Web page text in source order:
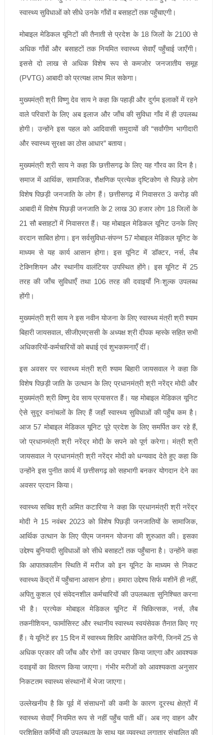
स्वास्थ्य सुविधाओं को सीधे उनके गाँवों व बसाहटों तक पहुँचाएगी।
मोबाइल मेडिकल यूनिटों की तैनाती से प्रदेश के 18 जिलों के 2100 से
अधिक गाँवों और बसाहटों तक नियमित स्वास्थ्य सेवाएँ पहुँचाई जाएँगी।
इससे दो लाख से अधिक विशेष रूप से कमजोर जनजातीय समूह
(PVTG) आबादी को प्रत्यक्ष लाभ मिल सकेगा।
मुख्यमंत्री श्री विष्णु देव साय ने कहा कि पहाड़ी और दुर्गम इलाकों में रहने
वाले परिवारों के लिए अब इलाज और जाँच की सुविधा गाँव में ही उपलब्ध
होगी। उन्होंने इस पहल को आदिवासी समुदायों की “सर्वांगीण भागीदारी
और स्वास्थ्य सुरक्षा का ठोस आधार” बताया।
मुख्यमंत्री श्री साय ने कहा कि छत्तीसगढ़ के लिए यह गौरव का दिन है।
समाज में आर्थिक, सामाजिक, शैक्षणिक प्रत्येक दृष्टिकोण से पिछड़े लोग
विशेष पिछड़ी जनजाति के लोग हैं। छत्तीसगढ़ में निवासरत 3 करोड़ की
आबादी में विशेष पिछड़ी जनजाति के 2 लाख 30 हजार लोग 18 जिलों के
21 सौ बसाहटों में निवासरत हैं। यह मोबाइल मेडिकल यूनिट उनके लिए
वरदान साबित होगा। इन सर्वसुविधा-संपन्न 57 मोबाइल मेडिकल यूनिट के
माध्यम से यह कार्य आसान होगा। इस यूनिट में डॉक्टर, नर्स, लैब
टेक्निशियन और स्थानीय वालंटियर उपस्थित होंगे। इस यूनिट में 25
तरह की जाँच सुविधाएँ तथा 106 तरह की दवाइयाँ निःशुल्क उपलब्ध
होंगी।
मुख्यमंत्री श्री साय ने इस नवीन योजना के लिए स्वास्थ्य मंत्री श्री श्याम
बिहारी जायसवाल, सीजीएमएससी के अध्यक्ष श्री दीपक म्हस्के सहित सभी
अधिकारियों-कर्मचारियों को बधाई एवं शुभकामनाएँ दीं।
इस अवसर पर स्वास्थ्य मंत्री श्री श्याम बिहारी जायसवाल ने कहा कि
विशेष पिछड़ी जाति के उत्थान के लिए प्रधानमंत्री श्री नरेंद्र मोदी और
मुख्यमंत्री श्री विष्णु देव साय प्रयासरत हैं। यह मोबाइल मेडिकल यूनिट
ऐसे सुदूर वनांचलों के लिए हैं जहाँ स्वास्थ्य सुविधाओं की पहुँच कम है।
आज 57 मोबाइल मेडिकल यूनिट पूरे प्रदेश के लिए समर्पित कर रहे हैं,
जो प्रधानमंत्री श्री नरेंद्र मोदी के सपने को पूर्ण करेगा। मंत्री श्री
जायसवाल ने प्रधानमंत्री श्री नरेंद्र मोदी को धन्यवाद देते हुए कहा कि
उन्होंने इस पुनीत कार्य में छत्तीसगढ़ को सहभागी बनकर योगदान देने का
अवसर प्रदान किया।
स्वास्थ्य सचिव श्री अमित कटारिया ने कहा कि प्रधानमंत्री श्री नरेंद्र
मोदी ने 15 नवंबर 2023 को विशेष पिछड़ी जनजातियों के सामाजिक,
आर्थिक उत्थान के लिए पीएम जनमन योजना की शुरुआत की। इसका
उद्देश्य बुनियादी सुविधाओं को सीधे बसाहटों तक पहुँचाना है। उन्होंने कहा
कि आपातकालीन स्थिति में मरीज को इन यूनिट के माध्यम से निकट
स्वास्थ्य केंद्रों में पहुँचाना आसान होगा। हमारा उद्देश्य सिर्फ मशीनें ही नहीं,
अपितु कुशल एवं संवेदनशील कर्मचारियों की उपलब्धता सुनिश्चित करना
भी है। प्रत्येक मोबाइल मेडिकल यूनिट में चिकित्सक, नर्स, लैब
तकनीशियन, फार्मासिस्ट और स्थानीय स्वास्थ्य स्वयंसेवक तैनात किए गए
हैं। ये यूनिटें हर 15 दिन में स्वास्थ्य शिविर आयोजित करेंगी, जिनमें 25 से
अधिक प्रकार की जाँच और रोगों का उपचार किया जाएगा और आवश्यक
दवाइयों का वितरण किया जाएगा। गंभीर मरीजों को आवश्यकता अनुसार
निकटतम स्वास्थ्य संस्थानों में भेजा जाएगा।
उल्लेखनीय है कि पूर्व में संसाधनों की कमी के कारण दूरस्थ क्षेत्रों में
स्वास्थ्य सेवाएँ नियमित रूप से नहीं पहुँच पाती थीं। अब नए वाहन और
प्रशिक्षित कर्मियों की उपलब्धता के साथ यह व्यवस्था लगातार संचालित की